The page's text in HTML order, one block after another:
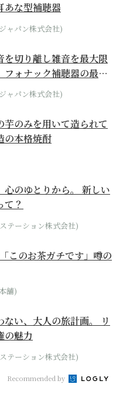
あな型補聴器
ャパン株式会社)
を切り離し雑音を最大限
フォナック補聴器の最上
ャパン株式会社)
芋のみを用いて造られて
の本格焼酎
心のゆとりから。 新しい
？
テーション株式会社)
このお茶ガチです」噂の
舗)
ない、大人の旅計画。 リ
の魅力
テーション株式会社)
Recommended by